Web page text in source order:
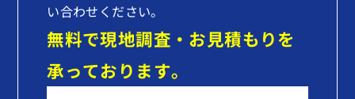
い合わせください。
無料で現地調査・お見積もりを
承っております。